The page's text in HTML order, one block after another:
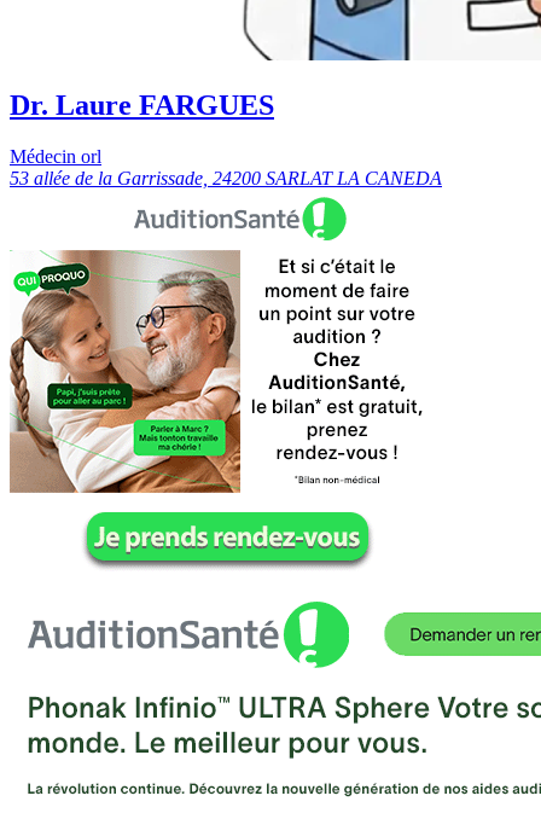
Dr. Laure FARGUES
Médecin orl
53 allée de la Garrissade, 24200 SARLAT LA CANEDA